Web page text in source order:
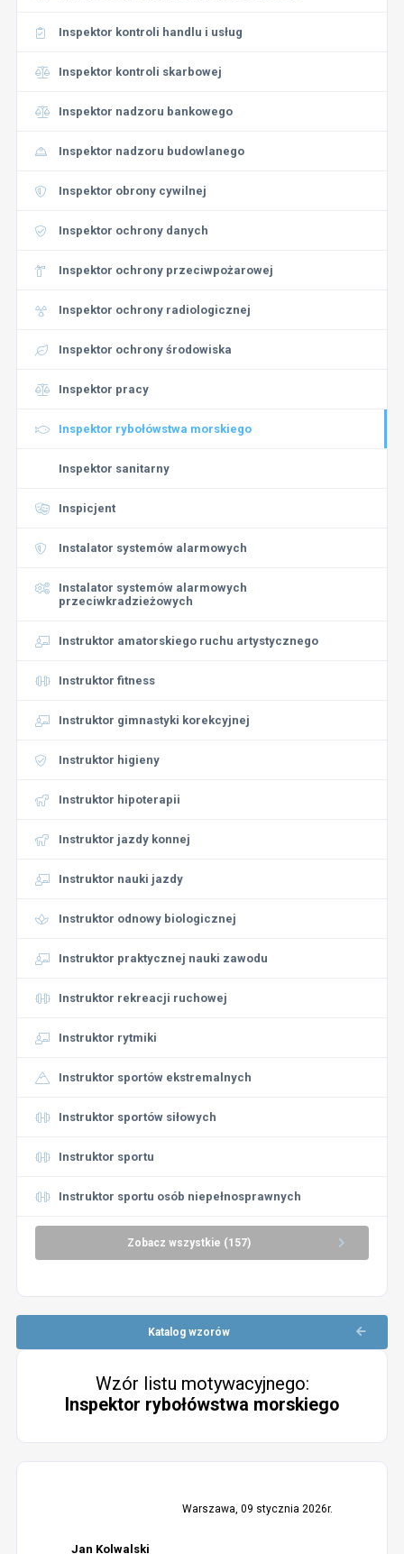
Inspektor kontroli handlu i usług
Inspektor kontroli skarbowej
Inspektor nadzoru bankowego
Inspektor nadzoru budowlanego
Inspektor obrony cywilnej
Inspektor ochrony danych
Inspektor ochrony przeciwpożarowej
Inspektor ochrony radiologicznej
Inspektor ochrony środowiska
Inspektor pracy
Inspektor rybołówstwa morskiego
Inspektor sanitarny
Inspicjent
Instalator systemów alarmowych
Instalator systemów alarmowych
przeciwkradzieżowych
Instruktor amatorskiego ruchu artystycznego
Instruktor fitness
Instruktor gimnastyki korekcyjnej
Instruktor higieny
Instruktor hipoterapii
Instruktor jazdy konnej
Instruktor nauki jazdy
Instruktor odnowy biologicznej
Instruktor praktycznej nauki zawodu
Instruktor rekreacji ruchowej
Instruktor rytmiki
Instruktor sportów ekstremalnych
Instruktor sportów siłowych
Instruktor sportu
Instruktor sportu osób niepełnosprawnych
Zobacz wszystkie (157)
Katalog wzorów
Wzór listu motywacyjnego:
Inspektor rybołówstwa morskiego
Warszawa, 09 stycznia 2026r.
Jan Kolwalski